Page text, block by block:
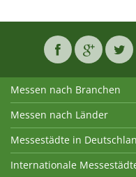
Messen nach Branchen
Messen nach Länder
Messestädte in
Internationale